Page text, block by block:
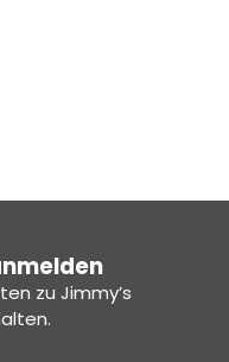
zu Jimmy’s